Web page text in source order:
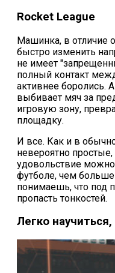
Rocket League
Машинка, в отличие
быстро изменить
не имеет
полный контакт
активнее боролись.
выбивает мяч за
игровую зону,
площадку.
И все. Как и в
невероятно простые,
удовольствие можно
футболе, чем
понимаешь, что под
пропасть тонкостей.
Легко